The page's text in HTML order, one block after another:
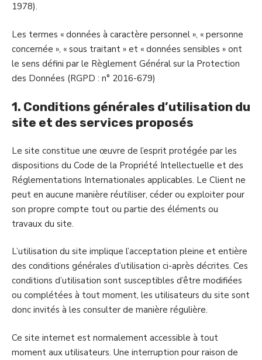
1978).
Les termes « données à caractère personnel », « personne
concernée », « sous traitant » et « données sensibles » ont
le sens défini par le Règlement Général sur la Protection
des Données (RGPD : n° 2016-679)
1. Conditions générales d’utilisation du
site et des services proposés
Le site constitue une œuvre de l’esprit protégée par les
dispositions du Code de la Propriété Intellectuelle et des
Réglementations Internationales applicables. Le Client ne
peut en aucune manière réutiliser, céder ou exploiter pour
son propre compte tout ou partie des éléments ou
travaux du site.
L’utilisation du site implique l’acceptation pleine et entière
des conditions générales d’utilisation ci-après décrites. Ces
conditions d’utilisation sont susceptibles d’être modifiées
ou complétées à tout moment, les utilisateurs du site sont
donc invités à les consulter de manière régulière.
Ce site internet est normalement accessible à tout
moment aux utilisateurs. Une interruption pour raison de